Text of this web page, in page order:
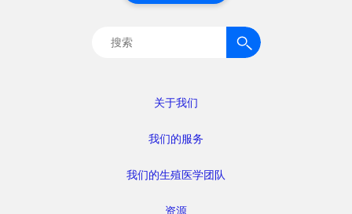
关于我们
我们的服务
我们的生殖医学团队
资源
搜